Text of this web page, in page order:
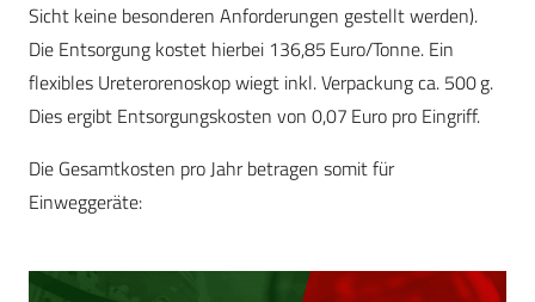
Sicht keine besonderen Anforderungen gestellt werden).
Die Entsorgung kostet hierbei 136,85 Euro/Tonne. Ein
flexibles Ureterorenoskop wiegt inkl. Verpackung ca. 500 g.
Dies ergibt Entsorgungskosten von 0,07 Euro pro Eingriff.
Die Gesamtkosten pro Jahr betragen somit für
Einweggeräte: